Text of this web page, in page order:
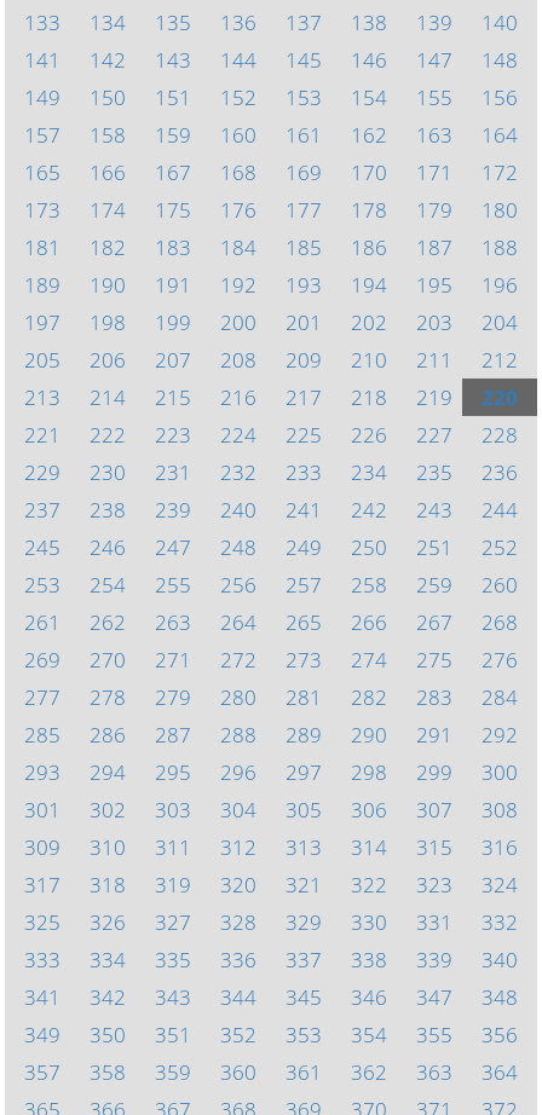
133
134 135 136 137 138 139
140
141
142 143 144 145 146 147
148
149
150 151 152 153 154 155
156
157
158 159 160 161 162 163
164
165
166 167 168 169 170 171
172
173
174 175 176 177 178 179
180
181
182 183 184 185 186 187
188
189
190 191 192 193 194 195
196
197
198 199 200 201 202 203
204
205
206 207 208 209 210 211
212
213
214 215 216 217 218 219
220
221
222 223 224 225 226 227
228
229
230 231 232 233 234 235
236
237
238 239 240 241 242 243
244
245
246 247 248 249 250 251
252
253
254 255 256 257 258 259
260
261
262 263 264 265 266 267
268
269
270 271 272 273 274 275
276
277
278 279 280 281 282 283
284
285
286 287 288 289 290 291
292
293
294 295 296 297 298 299
300
301
302 303 304 305 306 307
308
309
310 311 312 313 314 315
316
317
318 319 320 321 322 323
324
325
326 327 328 329 330 331
332
333
334 335 336 337 338 339
340
341
342 343 344 345 346 347
348
349
350 351 352 353 354 355
356
357
358 359 360 361 362 363
364